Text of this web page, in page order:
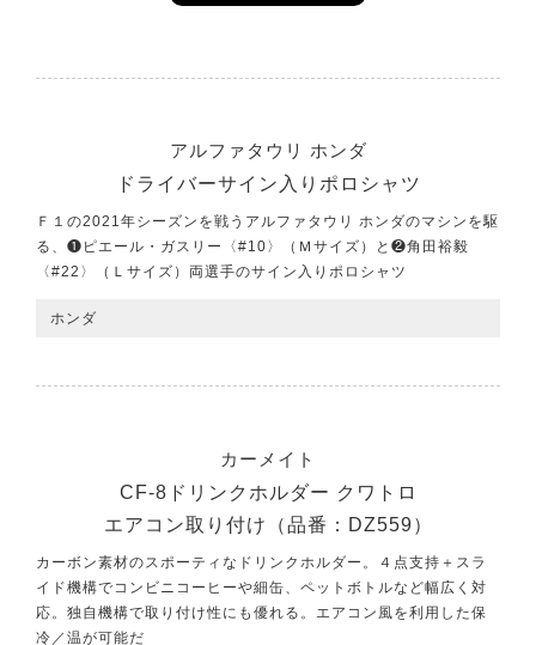
アルファタウリ ホンダ
ドライバーサイン入りポロシャツ
Ｆ１の2021年シーズンを戦うアルファタウリ ホンダのマシンを駆
る、❶ピエール・ガスリー〈#10〉（Ｍサイズ）と❷角田裕毅
〈#22〉（Ｌサイズ）両選手のサイン入りポロシャツ
ホンダ
カーメイト
CF-8ドリンクホルダー クワトロ
エアコン取り付け（品番：DZ559）
カーボン素材のスポーティなドリンクホルダー。４点支持＋スラ
イド機構でコンビニコーヒーや細缶、ペットボトルなど幅広く対
応。独自機構で取り付け性にも優れる。エアコン風を利用した保
冷／温が可能だ